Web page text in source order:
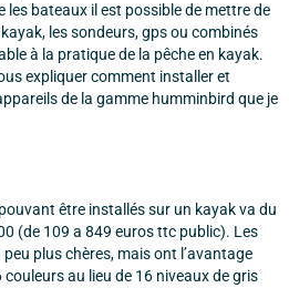
les bateaux il est possible de mettre de
kayak, les sondeurs, gps ou combinés
à la pratique de la pêche en kayak.
expliquer comment installer et
de la gamme humminbird que je
être installés sur un kayak va du
(de 109 a 849 euros ttc public). Les
plus chères, mais ont l’avantage
couleurs au lieu de 16 niveaux de gris